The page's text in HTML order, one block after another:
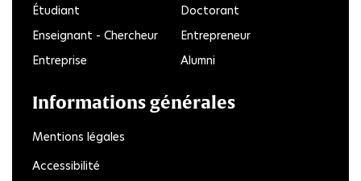
Étudiant
Doctorant
Enseignant - Chercheur
Entrepreneur
Entreprise
Alumni
Informations générales
Mentions légales
Accessibilité